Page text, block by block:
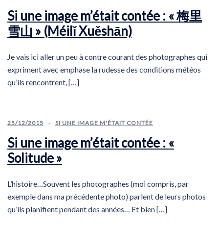
Si une image m’était contée : « 梅里
雪山 » (Méilǐ Xuěshān)
Je vais ici aller un peu à contre courant des photographes qui
expriment avec emphase la rudesse des conditions météos
qu’ils rencontrent, […]
25/12/2015 SI UNE IMAGE M'ÉTAIT CONTÉE
Si une image m’était contée : «
Solitude »
L’histoire…Souvent les photographes (moi compris, par
exemple dans ma précédente photo) parlent de leurs photos
qu’ils planifient pendant des années… Et bien […]